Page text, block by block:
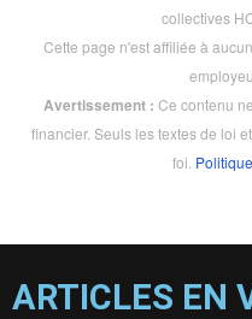
collectives
Cette page n'est affiliée à
Avertissement : Ce contenu
financier. Seuls les textes de loi
foi.
ARTICLES EN